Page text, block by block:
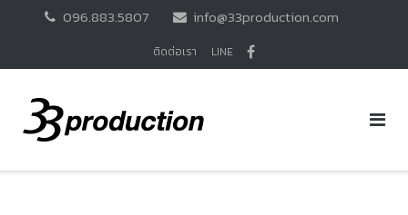
096.883.5807 info@33production.com
ติดต่อเรา LINE